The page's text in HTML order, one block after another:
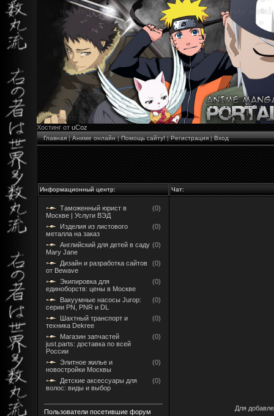
Хостинг отuCoz
Главная|Аниме онлайн|Помощь сайту!|Регистрация|Вход
Информационный центр: Чат:
Таможенный юрист в
Москве | Услуги ВЭД
(0)
Изделия из листового
металла на заказ
(0)
Английский для детей в саду
Mary Jane
(0)
Дизайн и разработка сайтов
от Bewave
(0)
Экипировка для
единоборств: цены в Москве
(0)
Вакуумные насосы Jurop:
серии PN, PNR и DL
(0)
Шахтный транспорт и
техника Dekree
(0)
Магазин запчастей
just.parts: доставка по всей
России
(0)
Элитное жилье и
новостройки Москвы
(0)
Детские аксессуары для
волос: виды и выбор
(0)
Пользователи посетившие форум
Для